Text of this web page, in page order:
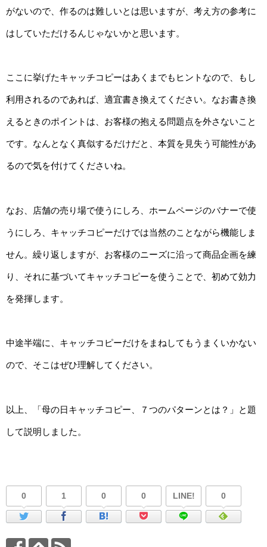
がないので、作るのは難しいとは思いますが、考え方の参考に
はしていただけるんじゃないかと思います。
ここに挙げたキャッチコピーはあくまでもヒントなので、もし
利用されるのであれば、適宜書き換えてください。なお書き換
えるときのポイントは、お客様の抱える問題点を外さないこと
です。なんとなく真似するだけだと、本質を見失う可能性があ
るので気を付けてくださいね。
なお、店舗の売り場で使うにしろ、ホームページのバナーで使
うにしろ、キャッチコピーだけでは当然のことながら機能しま
せん。繰り返しますが、お客様のニーズに沿って商品企画を練
り、それに基づいてキャッチコピーを使うことで、初めて効力
を発揮します。
中途半端に、キャッチコピーだけをまねしてもうまくいかない
ので、そこはぜひ理解してください。
以上、「母の日キャッチコピー、７つのパターンとは？」と題
して説明しました。
0 1 0 0 LINE! 0